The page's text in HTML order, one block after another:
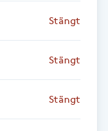
Stängt
Stängt
Stängt